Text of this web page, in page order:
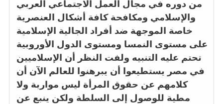
من دوره في مجال العمل الاجتماعي العربي
والإسلامي ومكافحة كافة أشكال العنصرية
خاصة الموجهة ضد أفراد الجالية الإسلامية
على مستوى النمسا ومستوى الدول الأوروبية
تحتم عليه التنبيه ولفت النظر أن الإسلاميين
في مصر يستطيعوا أن يبرهنوا للعالم الآن أن
كلامهم عن حقوق المرأة ليس مواربة ولا
مطية للوصول إلى السلطة ولكن ينبع عن